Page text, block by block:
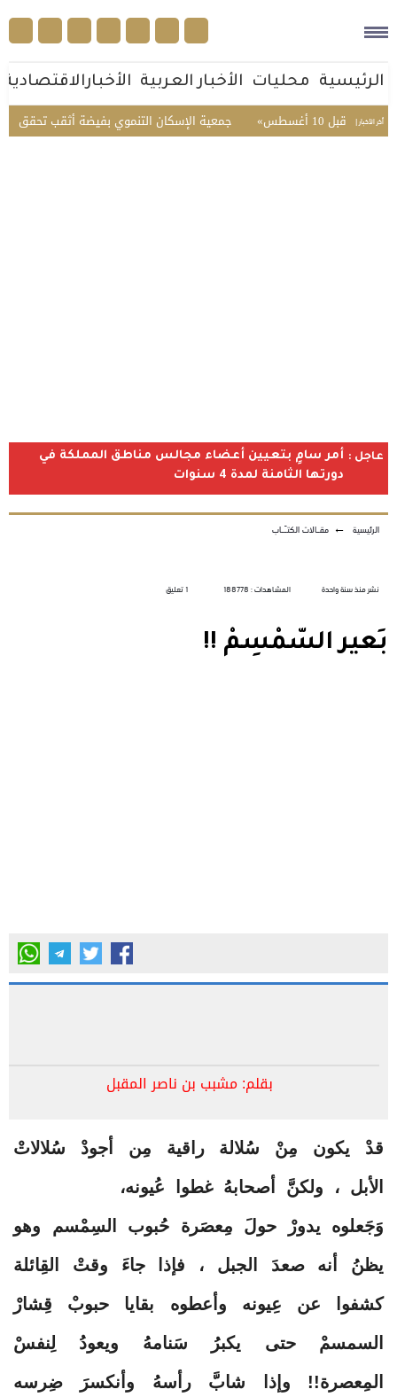
الرئيسية محليات الأخبار العربية الأخبارالاقتصادية
أخر الأخبار | جمعية الإسكان التنموي بفيضة أثقب تحقق 96.3% في تقييم الحوكمة أغسطس
عاجل : أمر سامٍ بتعيين أعضاء مجالس مناطق المملكة في
دورتها الثامنة لمدة 4 سنوات
الرئيسية ← مقـالات الكتـّـاب
نشر منذ سنة واحدة المشاهدات : 188778 1 تعليق
بَعير السّمْسِمْ !!
بقلم: مشبب بن ناصر المقبل
قدْ يكون مِنْ سُلالة راقية مِن أجودْ سُلالاتْ
الأبل ، ولكنَّ أصحابهُ غطوا عُيونه،
وَجَعلوه يدورْ حولَ مِعصَرة حُبوب السِمْسم وهو
يظنُ أنه صعدَ الجبل ، فإذا جاءَ وقتْ القِائلة
كشفوا عن عِيونه وأعطوه بقايا حبوبْ قِشارْ
السمسمْ حتى يكبرُ سَنامهُ ويعودُ لِنفسْ
المِعصرة!! وإذا شابَّ رأسهُ وأنكسرَ ضِرسه